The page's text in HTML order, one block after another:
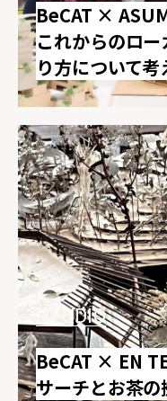
BeCAT ×
これからのロ
り方について考
STUDIO
BeCAT × EN
サーチとお茶